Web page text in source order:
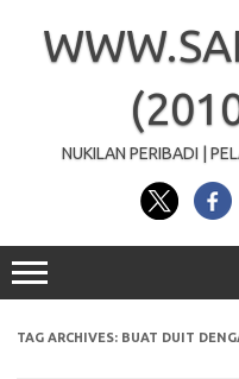
content
NUKILAN PERIBADI |
TAG ARCHIVES: BUAT DUIT